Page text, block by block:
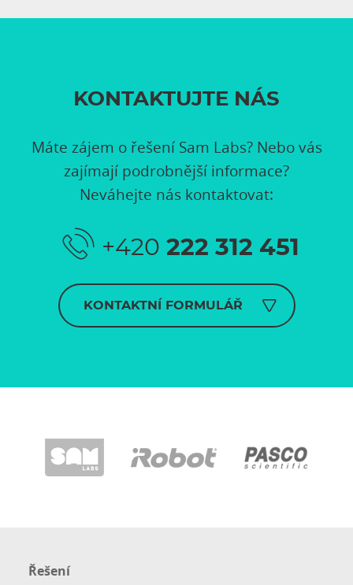
KONTAKTUJTE NÁS
Máte zájem o řešení Sam Labs? Nebo vás
zajímají podrobnější informace?
Neváhejte nás kontaktovat:
+420 222 312 451
KONTAKTNÍ FORMULÁŘ
Řešení